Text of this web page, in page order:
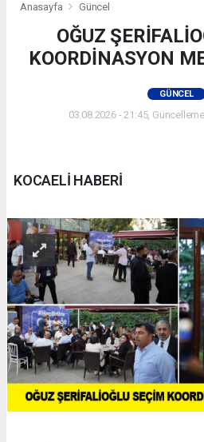
Anasayfa Güncel
OĞUZ
KOORDİNASYON
GÜNCEL
03.08.2026 - 21:45,
KOCAELİ HABERİ